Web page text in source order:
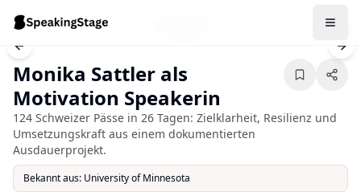
Previous slide
1/
Monika Sattler als
Motivation Speakerin
124 Schweizer Pässe in 26 Tagen: Zielklarheit, Resilienz und
Umsetzungskraft aus einem dokumentierten
Ausdauerprojekt.
Bekannt aus: University of Minnesota